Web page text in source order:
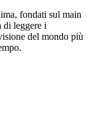
fondati sul main
di leggere i
del mondo più